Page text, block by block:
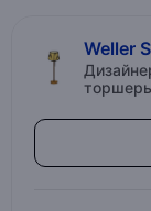
Weller